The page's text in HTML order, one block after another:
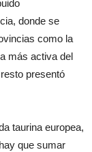
donde se
como la
más activa del
presentó
taurina europea,
que sumar